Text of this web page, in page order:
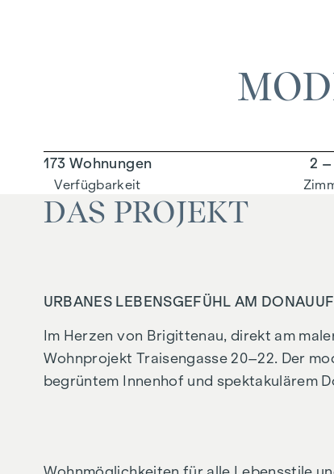
Verfügbarkeit
173 Wohnungen 2 –
DAS PROJEKT
URBANES LEBENSGEFÜHL AM
Im Herzen von Brigittenau, direkt am
Wohnprojekt Traisengasse 20–22. Der
begrüntem Innenhof und spektakulärem